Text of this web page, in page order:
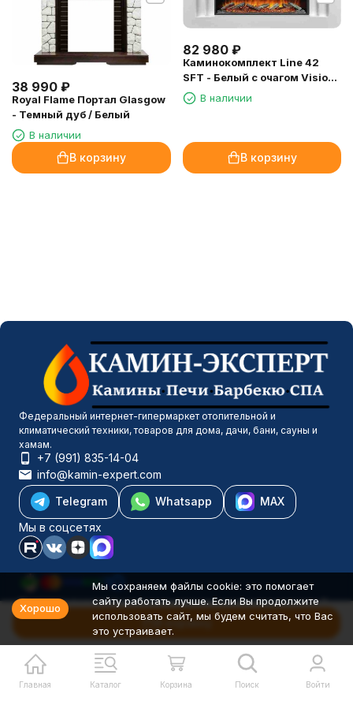
В корзину
38 990 ₽
Royal Flame Портал Glasgow
- Темный дуб / Белый
В наличии
В корзину
82 980 ₽
Каминокомплект Line 42
SFT - Белый с очагом Vision
42 LOG LED
В наличии
В корзину
Главная Каталог Корзина Поиск Войти
Федеральный интернет-гипермаркет отопительной и
климатический техники, товаров для дома, дачи, бани, сауны и
хамам.
+7 (991) 835-14-04
info@kamin-expert.com
Telegram
Whatsapp
MAX
Мы в соцсетях
Каталог товаров
Компания
Информация
Политика персональных данных
© 2001-2026 Камин-Эксперт ИП Понюхов В. А. ОГРНИП
326527500040181
Хорошо
Мы сохраняем файлы cookie: это помогает
сайту работать лучше. Если Вы продолжите
использовать сайт, мы будем считать, что Вас
это устраивает.